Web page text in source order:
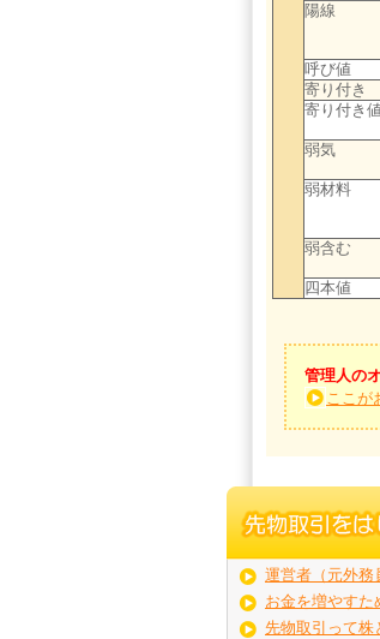
陽線
呼び値
寄り付き
寄り付き
弱気
弱材料
弱含む
四本値
管理人の
ここが
運営者（元外務
お金を増やすた
先物取引って株